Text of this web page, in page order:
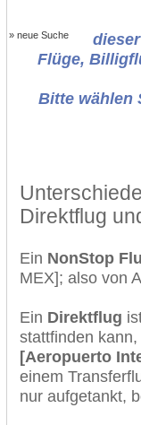
» neue Suche
Flüge,
Bitte wählen
Direktflug
Ein NonStop
MEX]; also von
Ein Direktflug
stattfinden
[Aeropuerto
einem
nur aufgetankt,